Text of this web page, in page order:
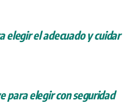
elegir el adecuado y cuidar
para elegir con seguridad